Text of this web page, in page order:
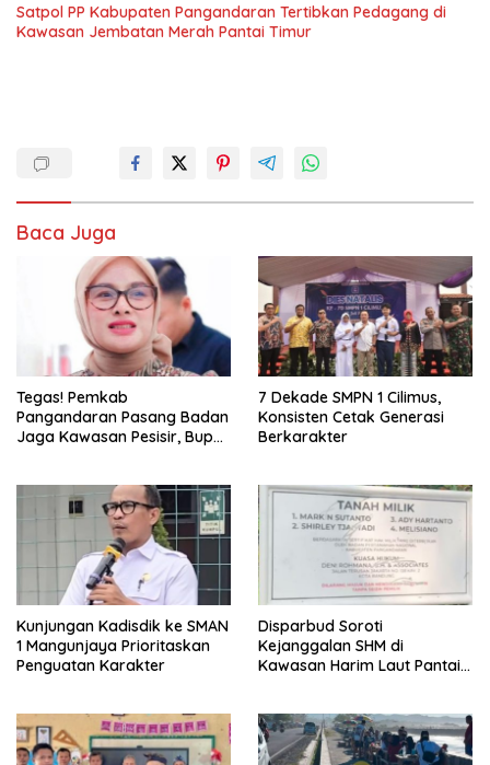
Satpol PP Kabupaten Pangandaran Tertibkan Pedagang di
Kawasan Jembatan Merah Pantai Timur
Baca Juga
Tegas! Pemkab
Pangandaran Pasang Badan
Jaga Kawasan Pesisir, Bupati
7 Dekade SMPN 1 Cilimus,
Konsisten Cetak Generasi
Berkarakter
Kunjungan Kadisdik ke SMAN
1 Mangunjaya Prioritaskan
Penguatan Karakter
Disparbud Soroti
Kejanggalan SHM di
Kawasan Harim Laut Pantai